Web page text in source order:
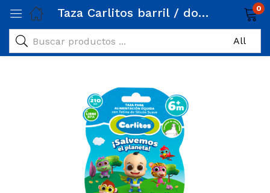
Taza Carlitos barril / doble agarradera / 210 ml 0